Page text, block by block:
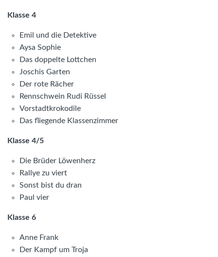
Klasse 4
Emil und die Detektive
Aysa Sophie
Das doppelte Lottchen
Joschis Garten
Der rote Rächer
Rennschwein Rudi Rüssel
Vorstadtkrokodile
Das fliegende Klassenzimmer
Klasse 4/5
Die Brüder Löwenherz
Rallye zu viert
Sonst bist du dran
Paul vier
Klasse 6
Anne Frank
Der Kampf um Troja